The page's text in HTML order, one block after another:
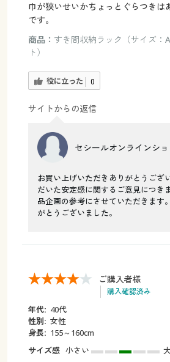
巾が狭いせいかちょっとぐらつきは
です。
商品： すき間収納ラック（サイズ：
ト）
役に立った 0
サイトからの返信
セシールオンラインシ
お買い上げいただきありがとうござ
だいた安定感に関するご意見につき
品企画の参考にさせていただきます
がとうございました。
ご購入者様
購入確認済み
年代: 40代
性別: 女性
身長: 155～160cm
サイズ感 小さい